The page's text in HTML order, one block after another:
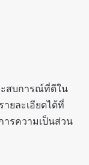
ะสบการณ์ที่ดีใน
ยละเอียดได้ที่
ารความเป็นส่วน